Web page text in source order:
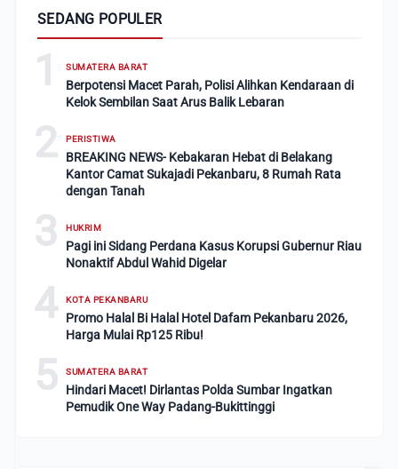
SEDANG POPULER
1 SUMATERA BARAT
Berpotensi Macet Parah, Polisi Alihkan Kendaraan di
Kelok Sembilan Saat Arus Balik Lebaran
2 PERISTIWA
BREAKING NEWS- Kebakaran Hebat di Belakang
Kantor Camat Sukajadi Pekanbaru, 8 Rumah Rata
dengan Tanah
3 HUKRIM
Pagi ini Sidang Perdana Kasus Korupsi Gubernur Riau
Nonaktif Abdul Wahid Digelar
4 KOTA PEKANBARU
Promo Halal Bi Halal Hotel Dafam Pekanbaru 2026,
Harga Mulai Rp125 Ribu!
5 SUMATERA BARAT
Hindari Macet! Dirlantas Polda Sumbar Ingatkan
Pemudik One Way Padang-Bukittinggi